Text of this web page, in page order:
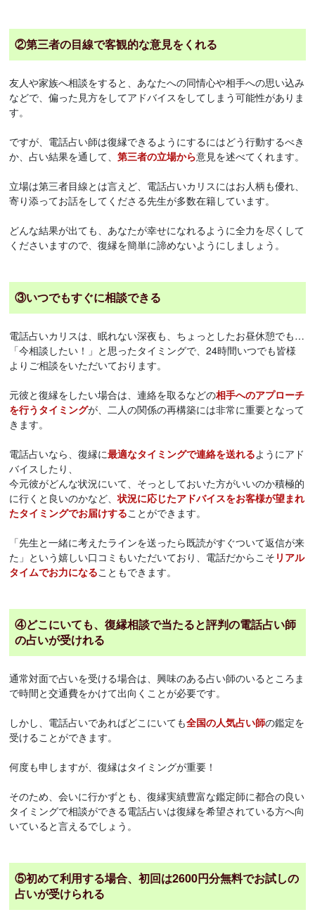
②第三者の目線で客観的な意見をくれる
友人や家族へ相談をすると、あなたへの同情心や相手への思い込み
などで、偏った見方をしてアドバイスをしてしまう可能性がありま
す。
ですが、電話占い師は復縁できるようにするにはどう行動するべき
か、占い結果を通して、第三者の立場から意見を述べてくれます。
立場は第三者目線とは言えど、電話占いカリスにはお人柄も優れ、
寄り添ってお話をしてくださる先生が多数在籍しています。
どんな結果が出ても、あなたが幸せになれるように全力を尽くして
くださいますので、復縁を簡単に諦めないようにしましょう。
③いつでもすぐに相談できる
電話占いカリスは、眠れない深夜も、ちょっとしたお昼休憩でも…
「今相談したい！」と思ったタイミングで、24時間いつでも皆様
よりご相談をいただいております。
元彼と復縁をしたい場合は、連絡を取るなどの相手へのアプローチ
を行うタイミングが、二人の関係の再構築には非常に重要となって
きます。
電話占いなら、復縁に最適なタイミングで連絡を送れるようにアド
バイスしたり、
今元彼がどんな状況にいて、そっとしておいた方がいいのか積極的
に行くと良いのかなど、状況に応じたアドバイスをお客様が望まれ
たタイミングでお届けすることができます。
「先生と一緒に考えたラインを送ったら既読がすぐついて返信が来
た」という嬉しい口コミもいただいており、電話だからこそ リアル
タイムでお力になることもできます。
④どこにいても、復縁相談で当たると評判の電話占い師
の占いが受けれる
通常対面で占いを受ける場合は、興味のある占い師のいるところま
で時間と交通費をかけて出向くことが必要です。
しかし、電話占いであればどこにいても全国の人気占い師の鑑定を
受けることができます。
何度も申しますが、復縁はタイミングが重要！
そのため、会いに行かずとも、復縁実績豊富な鑑定師に都合の良い
タイミングで相談ができる電話占いは復縁を希望されている方へ向
いていると言えるでしょう。
⑤初めて利用する場合、初回は2600円分無料でお試しの
占いが受けられる